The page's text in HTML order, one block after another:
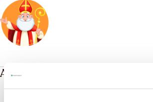
Andere boeken over Sinterklaas